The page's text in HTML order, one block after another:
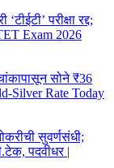
परीक्षा रद्द;
Exam 2026
सोने ₹36
Silver Rate Today
सुवर्णसंधी;
पदवीधर |